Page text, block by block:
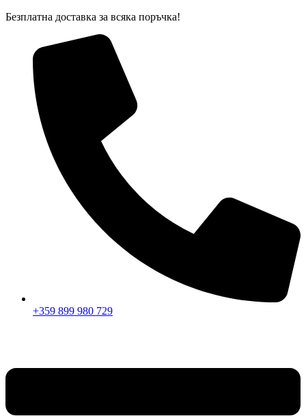
Skip
Безплатна доставка за всяка поръчка!
+359 899 980 729